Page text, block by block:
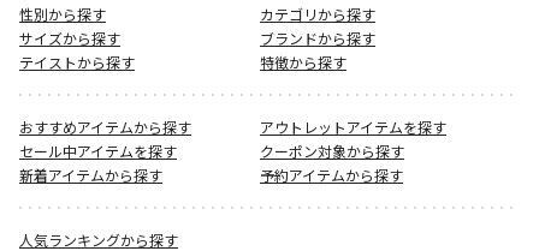
性別から探す
カテゴリから探す
サイズから探す
ブランドから探す
テイストから探す
特徴から探す
おすすめアイテムから探す
アウトレットアイテムを探す
セール中アイテムを探す
クーポン対象から探す
新着アイテムから探す
予約アイテムから探す
人気ランキングから探す